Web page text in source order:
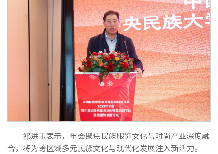
祁进玉表示，年会聚焦民族服饰文化与时尚产业深度融
合，将为跨区域多元民族文化与现代化发展注入新活力。